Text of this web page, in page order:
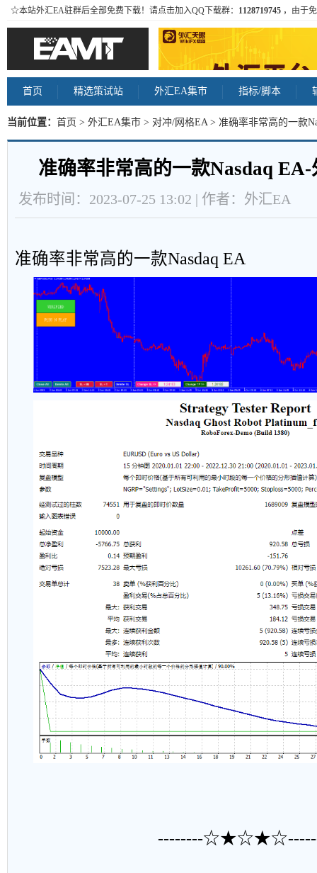
☆本站外汇EA驻群后全部免费下载！请点击加入QQ下载群： 1128719745 ，由于
首页 精选策试站 外汇EA集市 指标/脚本
当前位置： 首页 > 外汇EA集市 > 对冲/网格EA> 准确率非常高的一款
准确率非常高的一款Nasdaq
发布时间：2023-07-25 13:02 | 作者：外汇EA
准确率非常高的一款Nasdaq EA
--------